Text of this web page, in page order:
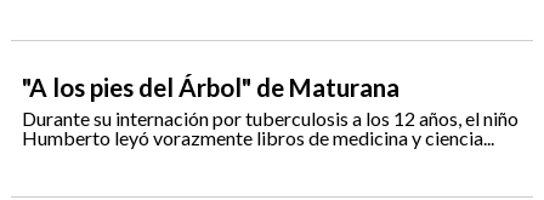
"A los pies del Árbol" de Maturana
Durante su internación por tuberculosis a los 12 años, el niño
Humberto leyó vorazmente libros de medicina y ciencia...